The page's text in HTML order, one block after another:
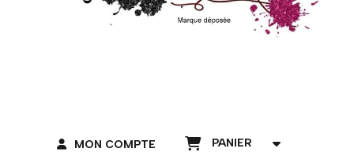
MON COMPTE PANIER